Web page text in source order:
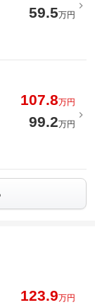
59.5万円
107.8万円
99.2万円
123.9万円